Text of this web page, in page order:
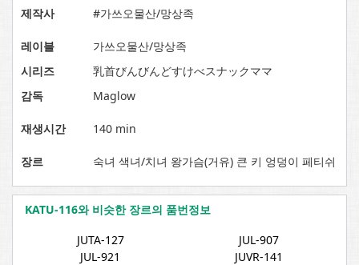
제작사 #가쓰오물산/망상족
레이블
가쓰오물산/망상족
시리즈
乳首びんびんどすけべスナックママ
감독
Maglow
재생시간 140 min
장르 숙녀 색녀/치녀 왕가슴(거유) 큰 키 엉덩이 페티쉬
KATU-116와 비슷한 장르의 품번정보
JUTA-127
JUL-907
JUL-921
JUVR-141